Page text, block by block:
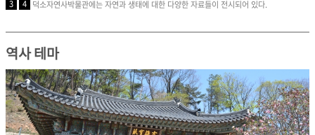
3 4 덕소자연사박물관에는 자연과 생태에 대한 다양한 자료들이 전시되어 있다.
역사 테마